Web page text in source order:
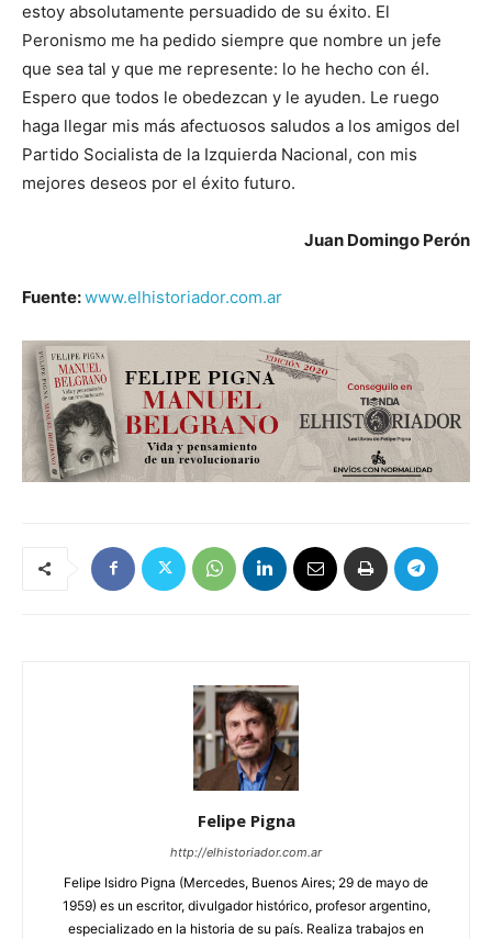
estoy absolutamente persuadido de su éxito. El
Peronismo me ha pedido siempre que nombre un jefe
que sea tal y que me represente: lo he hecho con él.
Espero que todos le obedezcan y le ayuden. Le ruego
haga llegar mis más afectuosos saludos a los amigos del
Partido Socialista de la Izquierda Nacional, con mis
mejores deseos por el éxito futuro.
Juan Domingo Perón
Fuente:www.elhistoriador.com.ar
Felipe Pigna
http://elhistoriador.com.ar
Felipe Isidro Pigna (Mercedes, Buenos Aires; 29 de mayo de
1959) es un escritor, divulgador histórico, profesor argentino,
especializado en la historia de su país. Realiza trabajos en